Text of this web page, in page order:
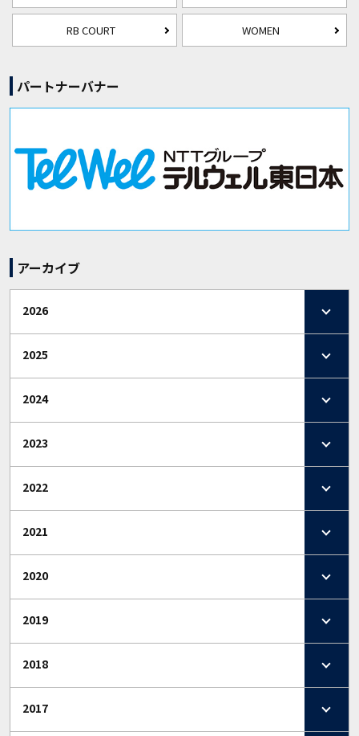
RB COURT WOMEN
パートナーバナー
アーカイブ
2026
2025
2024
2023
2022
2021
2020
2019
2018
2017